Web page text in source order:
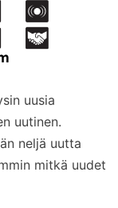
uusia
uutinen.
neljä uutta
mitkä uudet